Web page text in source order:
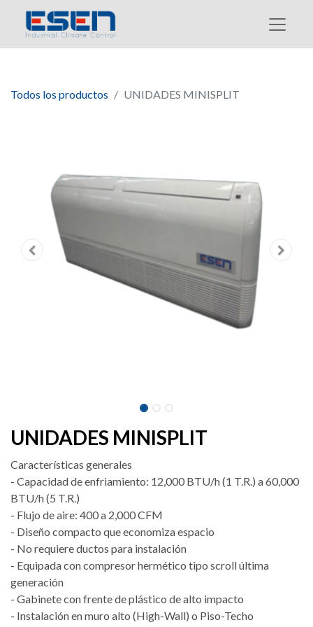
Todos los productos UNIDADES MINISPLIT
UNIDADES MINISPLIT
Características generales
- Capacidad de enfriamiento: 12,000 BTU/h (1 T.R.) a 60,000
BTU/h (5 T.R.)
- Flujo de aire: 400 a 2,000 CFM
- Diseño compacto que economiza espacio
- No requiere ductos para instalación
- Equipada con compresor hermético tipo scroll última
generación
- Gabinete con frente de plástico de alto impacto
- Instalación en muro alto (High-Wall) o Piso-Techo